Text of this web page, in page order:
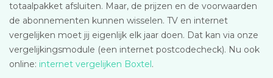
totaalpakket afsluiten. Maar, de prijzen en de voorwaarden
de abonnementen kunnen wisselen. TV en internet
vergelijken moet jij eigenlijk elk jaar doen. Dat kan via onze
vergelijkingsmodule (een internet postcodecheck). Nu ook
online: internet vergelijken Boxtel.